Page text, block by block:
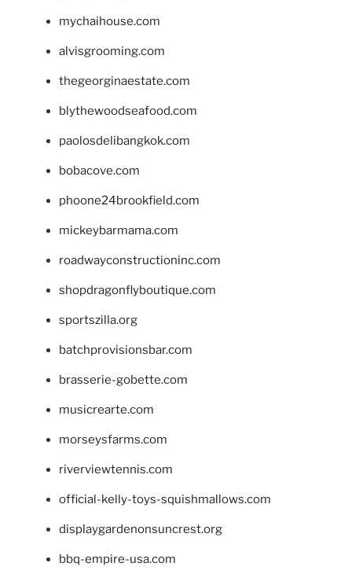
mychaihouse.com
alvisgrooming.com
thegeorginaestate.com
blythewoodseafood.com
paolosdelibangkok.com
bobacove.com
phoone24brookfield.com
mickeybarmama.com
roadwayconstructioninc.com
shopdragonflyboutique.com
sportszilla.org
batchprovisionsbar.com
brasserie-gobette.com
musicrearte.com
morseysfarms.com
riverviewtennis.com
official-kelly-toys-squishmallows.com
displaygardenonsuncrest.org
bbq-empire-usa.com